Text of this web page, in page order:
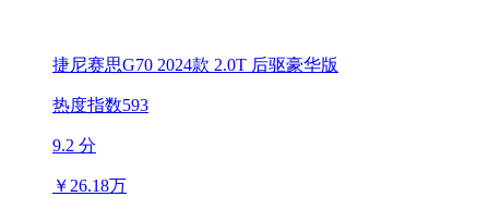
捷尼赛思G70 2024款 2.0T 后驱豪华版
热度指数593
9.2 分
￥ 26.18万